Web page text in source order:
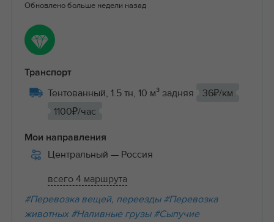
Обновлено больше недели назад
Транспорт
Тентованный, 1.5 тн, 10 м³ задняя
36₽/км
1100₽/час
Мои направления
Центральный — Россия
всего 4 маршрута
#Перевозка вещей, переезды #Перевозка
животных #Наливные грузы #Сыпучие